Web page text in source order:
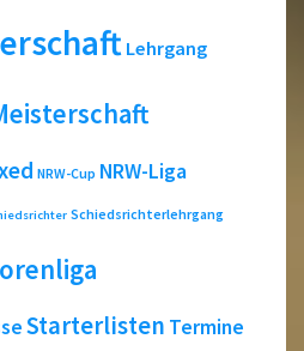
Lehrgang
NRW-Cup NRW-Liga
Schiedsrichterlehrgang
Starterlisten Termine